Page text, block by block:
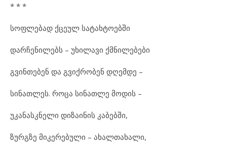
* * *
სოფლებად ქცეულ სატახტოებში
დარჩენილებს – უხილავი ქმნილებები
გვინთებენ და გვიქრობენ დღემდე –
სინათლეს. როცა სინათლე მოდის –
უკანასკნელი დიზაინის კაბებში,
ზურგზე მიკერებული – ახალთახალი,